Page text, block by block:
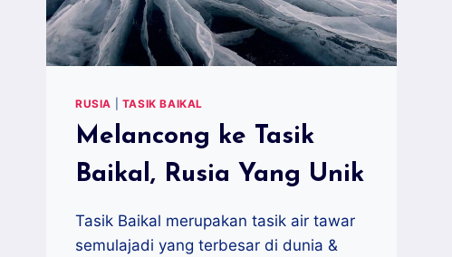
RUSIA TASIK BAIKAL
Melancong ke Tasik
Baikal, Rusia Yang Unik
Tasik Baikal merupakan tasik air tawar
semulajadi yang terbesar di dunia &